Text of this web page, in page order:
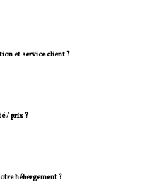
et service client ?
/ prix ?
hébergement ?